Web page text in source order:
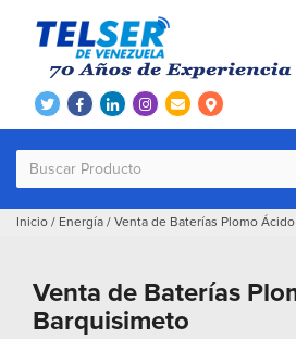
Inicio / Energía / Venta de Baterías Plomo
Venta de Baterías
Barquisimeto